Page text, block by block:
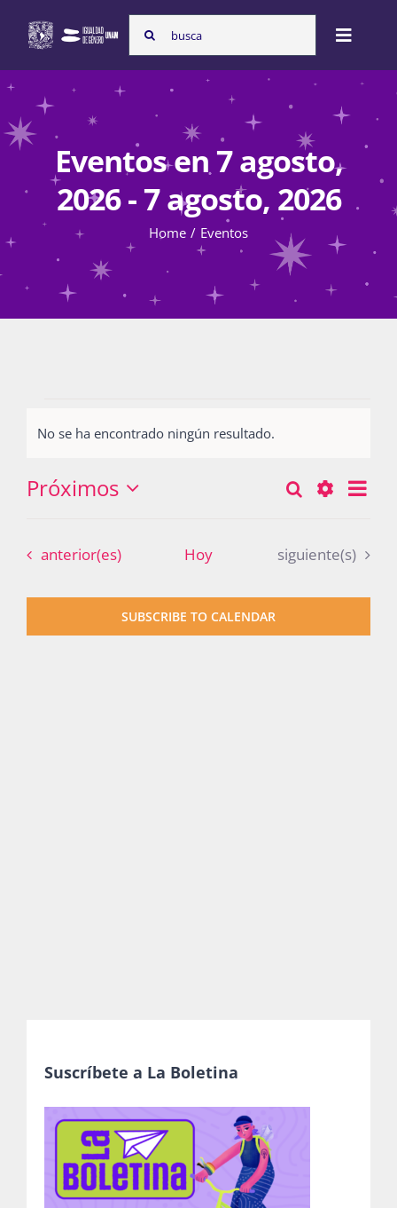
content
Search
for:
Toggle
Nosotras
Programas
Atención de la violencia de género
Blog
Eventos en 7 agosto,
2026 - 7 agosto, 2026
Home Eventos
No se ha encontrado ningún resultado.
Búsqueda
navegació
de
vistas
Buscar Lista
Próximos
Eventos
anterior(es) Hoy Eventos
siguiente(s)
SUBSCRIBE TO CALENDAR
Suscríbete a La Boletina